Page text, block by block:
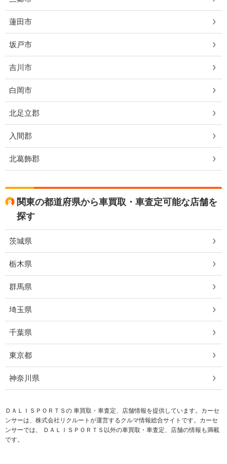
蓮田市
坂戸市
吉川市
白岡市
北足立郡
入間郡
北葛飾郡
関東の都道府県から車買取・車査定可能な店舗を
探す
茨城県
栃木県
群馬県
埼玉県
千葉県
東京都
神奈川県
ＤＡＬＩＳＰＯＲＴＳの 車買取・車査定、店舗情報を提供しています。カーセ
ンサーは、株式会社リクルートが運営するクルマ情報総合サイトです。カーセ
ンサーでは、 ＤＡＬＩＳＰＯＲＴＳ以外の車買取・車査定、店舗の情報も満載
です。